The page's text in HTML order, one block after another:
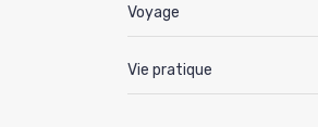
Voyage
Vie pratique